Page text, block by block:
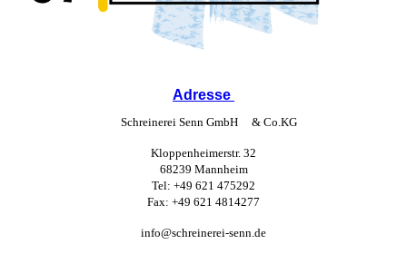
Adresse
Schreinerei Senn GmbH & Co.KG
Kloppenheimerstr. 32
68239 Mannheim
Tel: +49 621 475292
Fax: +49 621 4814277
info@schreinerei-senn.de